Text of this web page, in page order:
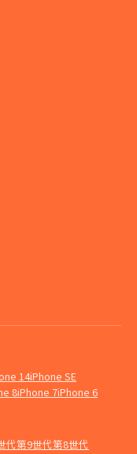
14iPhone SE
8iPhone 7iPhone 6
代第9世代第8世代